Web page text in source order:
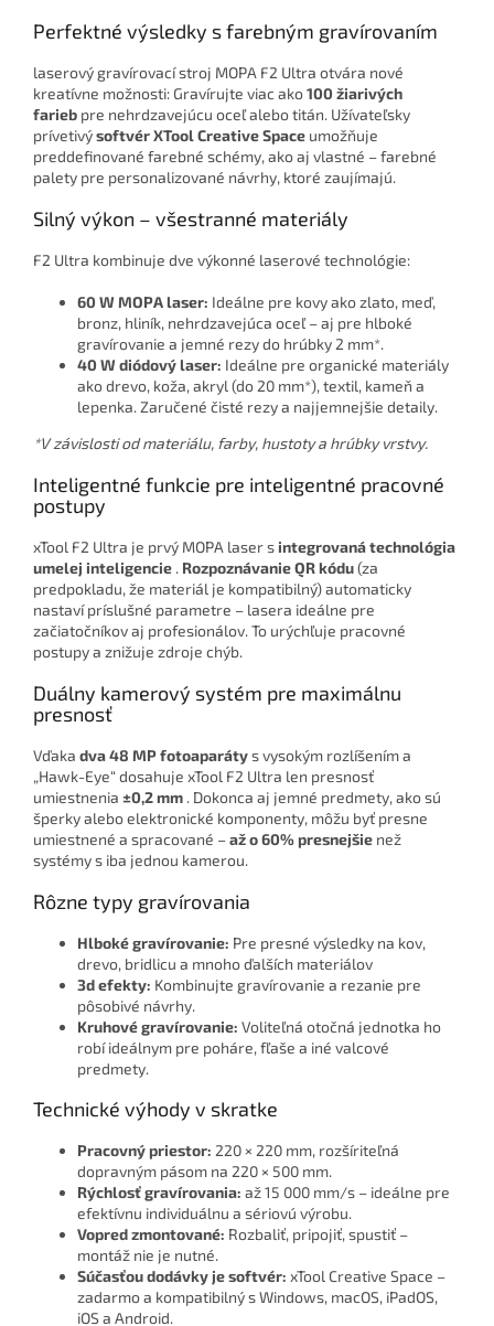
Perfektné výsledky s farebným gravírovaním
laserový gravírovací stroj MOPA F2 Ultra otvára nové
kreatívne možnosti: Gravírujte viac ako100 žiarivých
farieb pre nehrdzavejúcu oceľ alebo titán. Užívateľsky
prívetivýsoftvér XTool Creative Space umožňuje
preddefinované farebné schémy, ako aj vlastné – farebné
palety pre personalizované návrhy, ktoré zaujímajú.
Silný výkon – všestranné materiály
F2 Ultra kombinuje dve výkonné laserové technológie:
60 W MOPA laser: Ideálne pre kovy ako zlato, meď,
bronz, hliník, nehrdzavejúca oceľ – aj pre hlboké
gravírovanie a jemné rezy do hrúbky 2 mm*.
40 W diódový laser: Ideálne pre organické materiály
ako drevo, koža, akryl (do 20 mm*), textil, kameň a
lepenka. Zaručené čisté rezy a najjemnejšie detaily.
*V závislosti od materiálu, farby, hustoty a hrúbky vrstvy.
Inteligentné funkcie pre inteligentné pracovné
postupy
xTool F2 Ultra je prvý MOPA laser s integrovaná technológia
umelej inteligencie . Rozpoznávanie QR kódu(za
predpokladu, že materiál je kompatibilný) automaticky
nastaví príslušné parametre – lasera ideálne pre
začiatočníkov aj profesionálov. To urýchľuje pracovné
postupy a znižuje zdroje chýb.
Duálny kamerový systém pre maximálnu
presnosť
Vďaka dva 48 MP fotoaparátys vysokým rozlíšením a
„Hawk-Eye“ dosahuje xTool F2 Ultra len presnosť
umiestnenia ±0,2 mm . Dokonca aj jemné predmety, ako sú
šperky alebo elektronické komponenty, môžu byť presne
umiestnené a spracované –až o 60% presnejšie než
systémy s iba jednou kamerou.
Rôzne typy gravírovania
Hlboké gravírovanie: Pre presné výsledky na kov,
drevo, bridlicu a mnoho ďalších materiálov
3d efekty: Kombinujte gravírovanie a rezanie pre
pôsobivé návrhy.
Kruhové gravírovanie: Voliteľná otočná jednotka ho
robí ideálnym pre poháre, fľaše a iné valcové
predmety.
Technické výhody v skratke
Pracovný priestor: 220 × 220 mm, rozšíriteľná
dopravným pásom na 220 × 500 mm.
Rýchlosť gravírovania: až 15 000 mm/s – ideálne pre
efektívnu individuálnu a sériovú výrobu.
Vopred zmontované: Rozbaliť, pripojiť, spustiť –
montáž nie je nutné.
Súčasťou dodávky je softvér: xTool Creative Space –
zadarmo a kompatibilný s Windows, macOS, iPadOS,
iOS a Android.